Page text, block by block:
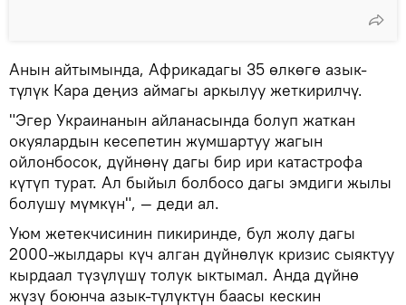
Анын айтымында, Африкадагы 35 өлкөгө азык-
түлүк Кара деңиз аймагы аркылуу жеткирилчү.
"Эгер Украинанын айланасында болуп жаткан
окуялардын кесепетин жумшартуу жагын
ойлонбосок, дүйнөнү дагы бир ири катастрофа
күтүп турат. Ал быйыл болбосо дагы эмдиги жылы
болушу мүмкүн", — деди ал.
Уюм жетекчисинин пикиринде, бул жолу дагы
2000-жылдары күч алган дүйнөлүк кризис сыяктуу
кырдаал түзүлүшү толук ыктымал. Анда дүйнө
жүзү боюнча азык-түлүктүн баасы кескин